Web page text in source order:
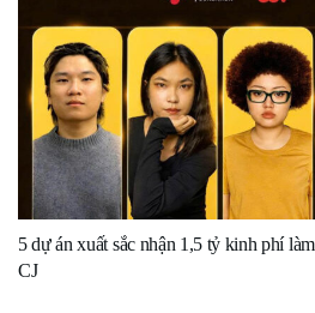
5 dự án xuất sắc nhận 1,5 tỷ kinh phí
CJ